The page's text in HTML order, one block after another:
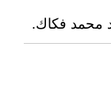
محمد فكاك.